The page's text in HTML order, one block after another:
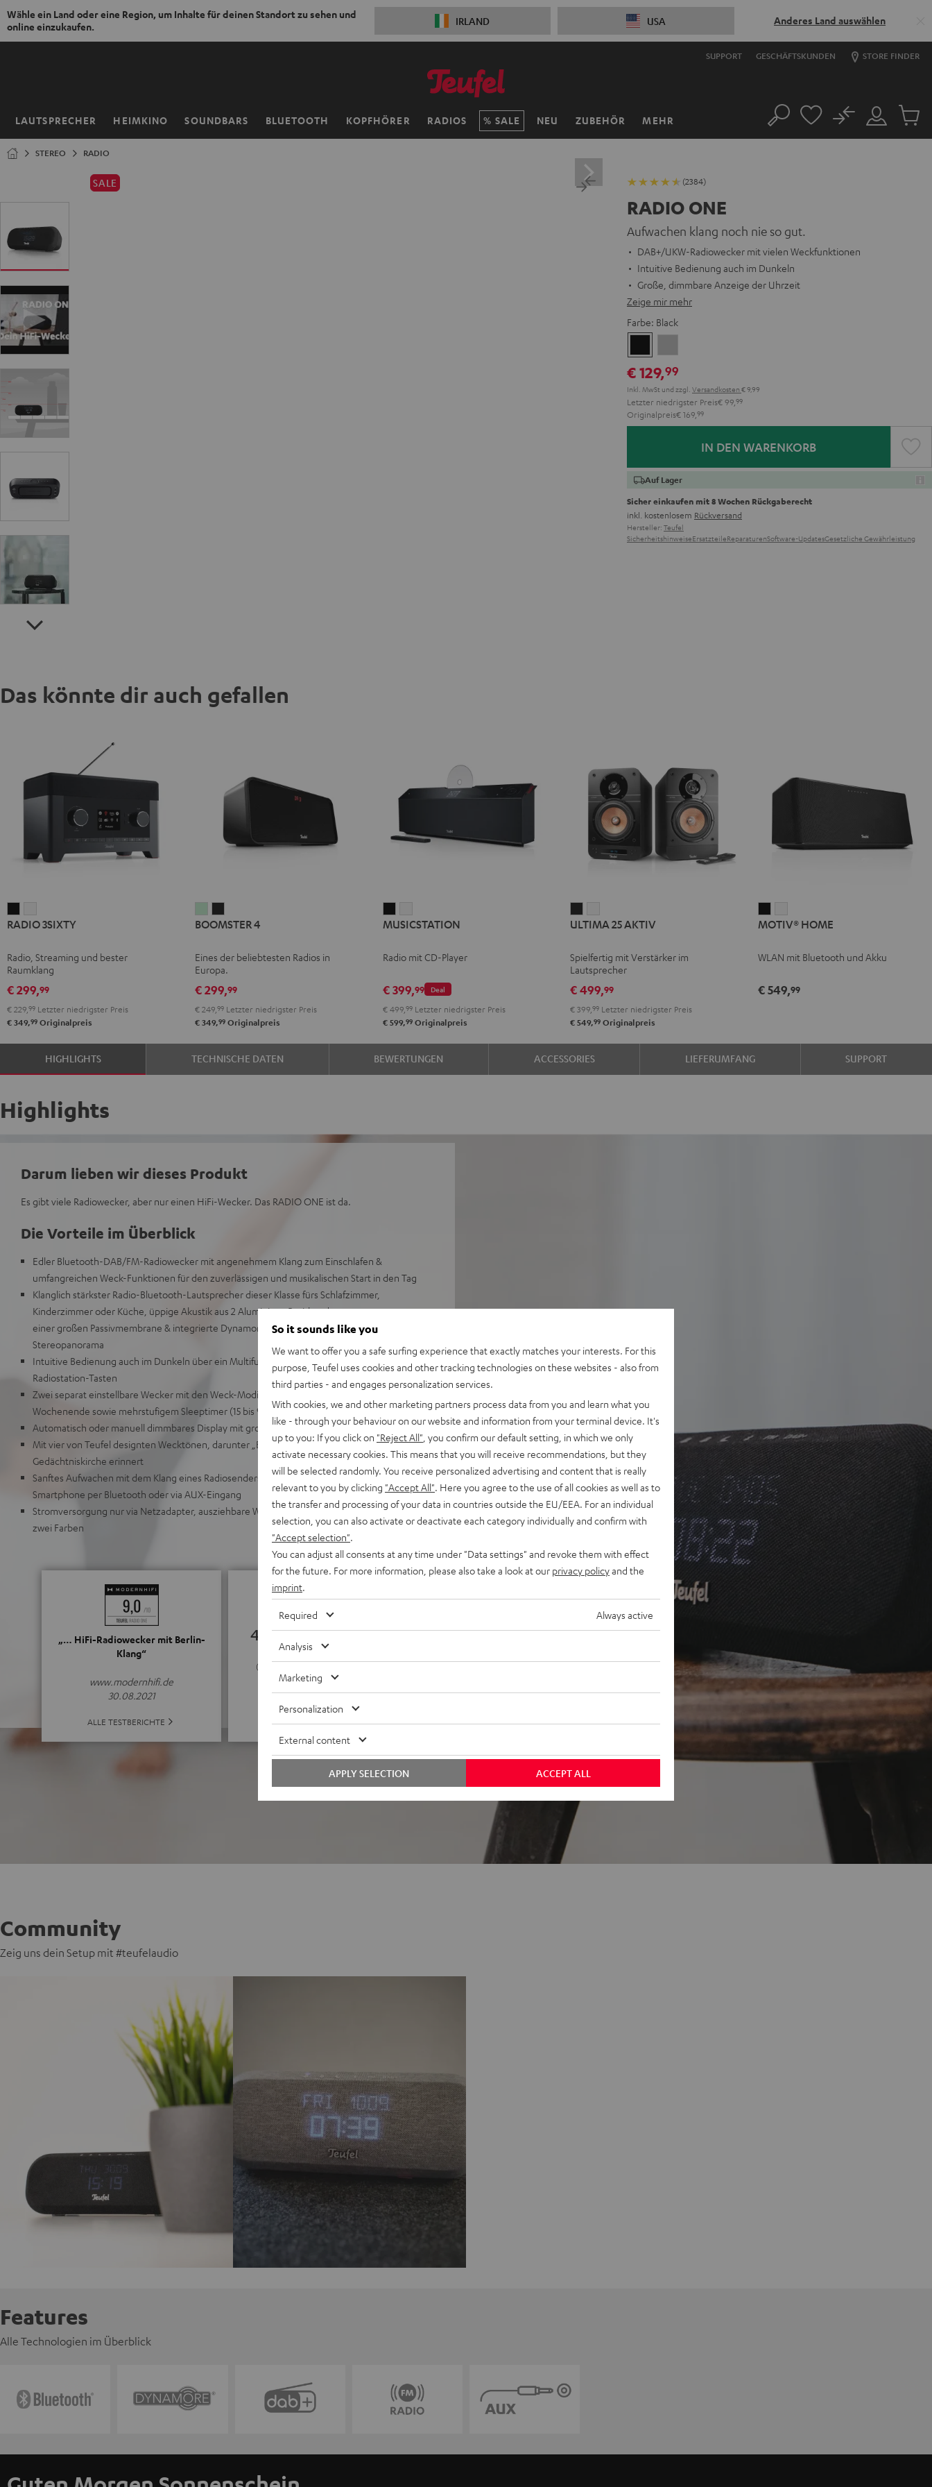
Wähle ein Land oder eine Region, um Inhalte für deinen Standort zu sehen und
online einzukaufen.
IRLAND USA Anderes Land auswählen
ZUM
SUPPORT GESCHÄFTSKUNDEN STORE FINDER
LAUTSPRECHER HEIMKINO SOUNDBARS BLUETOOTH KOPFHÖRER RADIOS SALE NEU ZUBEHÖR MEHR
Startseite Suche
Mein
Konto
No
Artikel
STEREO RADIO
SALE (2384)
RADIO ONE
Aufwachen klang noch nie so gut.
DAB+/UKW-Radiowecker mit vielen Weckfunktionen
Intuitive Bedienung auch im Dunkeln
Große, dimmbare Anzeige der Uhrzeit
Zeige mir mehr
Farbe: Black
€ 129,99
Inkl. MwSt und zzgl. Versandkosten € 9,99
Letzter niedrigster Preis€ 99, 99
Originalpreis€ 169, 99
IN DEN WARENKORB
Auf Lager
Sicher einkaufen mit 8 Wochen Rückgaberecht
inkl. kostenlosem Rückversand
Hersteller: Teufel
SicherheitshinweiseErsatzteileReparaturenSoftware-UpdatesGesetzliche Gewährleistung
Das könnte dir auch gefallen
3SIXTY3SIXTY
RADIO 3SIXTY
Radio, Streaming und bester
Raumklang
€ 299,99
€ 229, 99 Letzter niedrigster Preis
€ 349,99 Originalpreis
4
Green
4
Black
BOOMSTER 4
Eines der beliebtesten Radios in
Europa.
€ 299,99
€ 249, 99Letzter niedrigster Preis
€ 349,99Originalpreis
Schwarz
Weiß
MUSICSTATION
Radio mit CD-Player
Deal
€ 399,99
€ 499, 99Letzter niedrigster Preis
€ 599,99Originalpreis
25
Night
Black
25
Pure
White
ULTIMA 25 AKTIV
Spielfertig mit Verstärker im
Lautsprecher
€ 499,99
€ 399,99 Letzter niedrigster Preis
€ 549,99 Originalpreis
HOMEHOME
MOTIV® HOME
WLAN mit Bluetooth und Akku
€ 549,99
HIGHLIGHTS TECHNISCHE DATEN BEWERTUNGEN ACCESSORIES LIEFERUMFANG SUPPORT
Highlights
Darum lieben wir dieses Produkt
Es gibt viele Radiowecker, aber nur einen HiFi-Wecker. Das RADIO ONE ist da.
Die Vorteile im Überblick
Edler Bluetooth-DAB/FM-Radiowecker mit angenehmem Klang zum Einschlafen &
umfangreichen Weck-Funktionen für den zuverlässigen und musikalischen Start in den Tag
Klanglich stärkster Radio-Bluetooth-Lautsprecher dieser Klasse fürs Schlafzimmer,
Kinderzimmer oder Küche, üppige Akustik aus 2 Aluminium-Breitbändern, unterstützt von
einer großen Passivmembrane & integrierte Dynamore® Technologie für ein breiteres
Stereopanorama
Intuitive Bedienung auch im Dunkeln über ein Multifunktions-Rad, drei frei belegbare
Radiostation-Tasten
Zwei separat einstellbare Wecker mit den Weck-Modi einmalig, täglich, wochentags oder
Wochenende sowie mehrstufigem Sleeptimer (15 bis 90 Min)
Automatisch oder manuell dimmbares Display mit großer Anzeige der Uhrzeit
Mit vier von Teufel designten Wecktönen, darunter „Berlin“, welcher an das Glockenspiel der
Gedächtniskirche erinnert
Sanftes Aufwachen mit dem Klang eines Radiosenders (DAB+/FM) oder Lieblingsmusik vom
Smartphone per Bluetooth oder via AUX-Eingang
Stromversorgung nur via Netzadapter, ausziehbare Wurfantenne, USB-Ladeport, erhältlich in
zwei Farben
„… HiFi-Radiowecker mit Berlin-
Klang“
www.modernhifi.de
30.08.2021
ALLE TESTBERICHTE
4.63
(4.63 von 5 bei 2384 Bewertungen)
Community
Zeig uns dein Setup mit #teufelaudio
Features
Alle Technologien im Überblick
So it sounds like you
We want to offer you a safe surfing experience that exactly matches your interests. For this
purpose, Teufel uses cookies and other tracking technologies on these websites - also from
third parties - and engages personalization services.
With cookies, we and other marketing partners process data from you and learn what you
like - through your behaviour on our website and information from your terminal device. It's
up to you: If you click on "Reject All" , you confirm our default setting, in which we only
activate necessary cookies. This means that you will receive recommendations, but they
will be selected randomly. You receive personalized advertising and content that is really
relevant to you by clicking "Accept All" . Here you agree to the use of all cookies as well as to
the transfer and processing of your data in countries outside the EU/EEA. For an individual
selection, you can also activate or deactivate each category individually and confirm with
"Accept selection"
You can adjust all consents at any time under "Data settings" and revoke them with effect
for the future. For more information, please also take a look at our privacy policyand the
imprint
Required Always active
Analysis
Marketing
Personalization
External content
ACCEPT ALL
APPLY SELECTION